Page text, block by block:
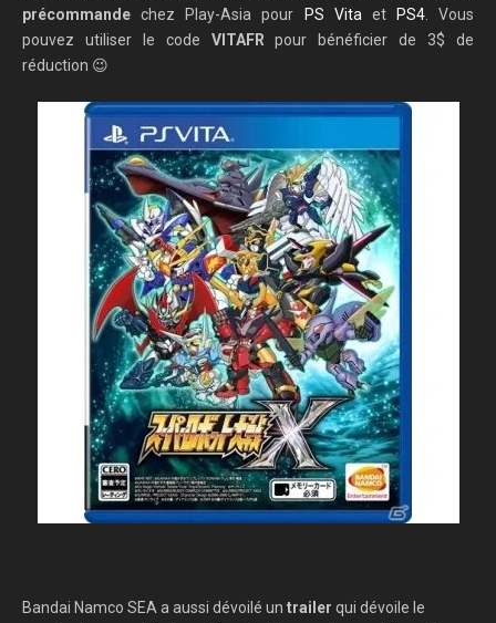
précommande chez Play-Asia pour PS Vitaet PS4. Vous
pouvez utiliser le code VITAFR pour bénéficier de 3$ de
réduction 😉
Bandai Namco SEA a aussi dévoilé un trailer qui dévoile le